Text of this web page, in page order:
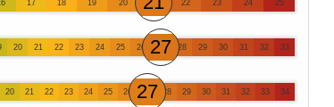
17 18 19 20 22 23 24 25
20 21 22 23 24 25 26 27 28 29 30 31 32 33
20 21 22 23 24 25 26 27 28 29 30 31 32 33 34